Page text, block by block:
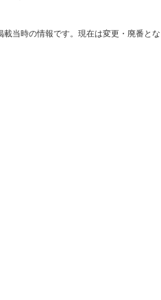
当時の情報です。現在は変更・廃番とな